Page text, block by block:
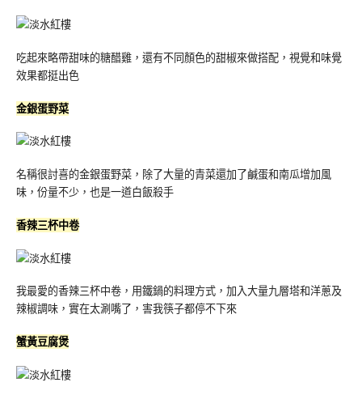
吃起來略帶甜味的糖醋雞，還有不同顏色的甜椒來做搭配，視覺和味覺
效果都挺出色
金銀蛋野菜
名稱很討喜的金銀蛋野菜，除了大量的青菜還加了鹹蛋和南瓜增加風
味，份量不少，也是一道白飯殺手
香辣三杯中卷
我最愛的香辣三杯中卷，用鐵鍋的料理方式，加入大量九層塔和洋蔥及
辣椒調味，實在太涮嘴了，害我筷子都停不下來
蟹黃豆腐煲